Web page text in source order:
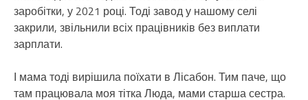
заробітки, у 2021 році. Тоді завод у нашому селі
закрили, звільнили всіх працівників без виплати
зарплати.
І мама тоді вирішила поїхати в Лісабон. Тим паче, що
там працювала моя тітка Люда, мами старша сестра.